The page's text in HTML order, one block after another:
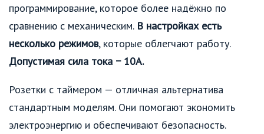
программирование, которое более надёжно по
сравнению с механическим. В настройках есть
несколько режимов, которые облегчают работу.
Допустимая сила тока − 10А.
Розетки с таймером — отличная альтернатива
стандартным моделям. Они помогают экономить
электроэнергию и обеспечивают безопасность.